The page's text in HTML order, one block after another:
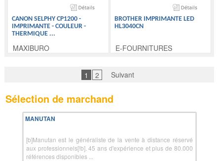
CANON SELPHY CP1200 -
IMPRIMANTE - COULEUR -
THERMIQUE ...
MAXIBURO
BROTHER IMPRIMANTE LED
HL3040CN
E-FOURNITURES
1 2 Suivant
Sélection de marchand
MANUTAN
[b]Manutan est le généraliste de la vente à distance réservé
aux professionnels[!b]. 45 ans d'expérience et plus de 80.000
références disponibles ...